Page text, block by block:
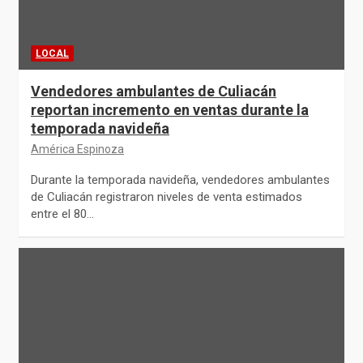
LOCAL
Vendedores ambulantes de Culiacán
reportan incremento en ventas durante la
temporada navideña
América Espinoza
Durante la temporada navideña, vendedores ambulantes
de Culiacán registraron niveles de venta estimados
entre el 80…